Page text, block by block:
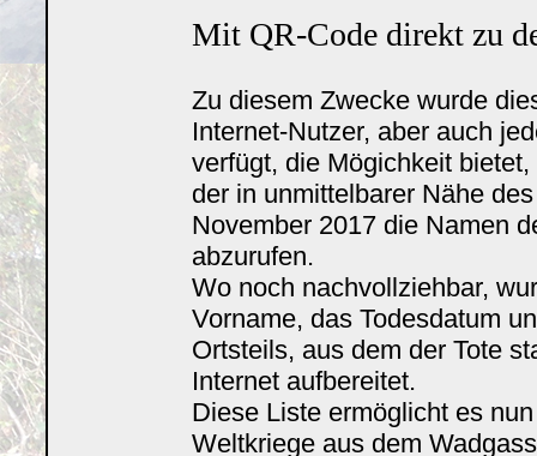
Mit QR-Code direkt zu
Zu diesem Zwecke wurde
Internet-Nutzer, aber auch
verfügt, die Mögichkeit
der in unmittelbarer Nähe
November 2017 die Namen
abzurufen.
Wo noch nachvollziehbar,
Vorname, das Todesdatum
Ortsteils, aus dem der Tote
Internet aufbereitet.
Diese Liste ermöglicht es
Weltkriege aus dem